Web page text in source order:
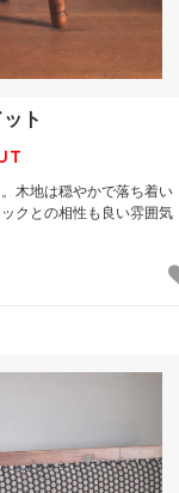
ト
木地は穏やかで落ち着い
クとの相性も良い雰囲気